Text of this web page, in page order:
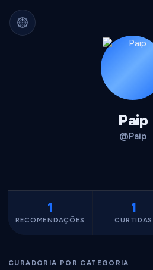
Arquivo Cultural Permanente
Filmes, álbuns, livros e
séries guardados para sempre.
Sua curadoria pode
migrar para qualquer plataforma.
Exportável, interoperável,
Paip
@Paip
1
RECOMENDAÇÕES
1
CURTIDAS
CURADORIA POR CATEGORIA